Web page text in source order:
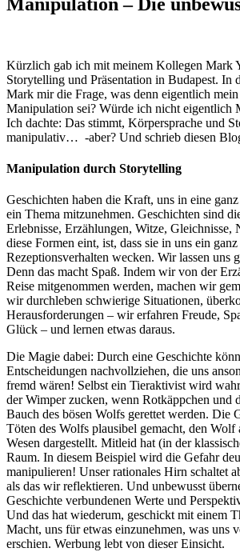
Kürzlich gab ich mit meinem Kollegen Mark
Storytelling und Präsentation in Budapest. In
Mark mir die Frage, was denn eigentlich
Manipulation sei? Würde ich nicht eigentlich
Ich dachte: Das stimmt, Körpersprache und
manipulativ… -aber? Und schrieb diesen
Manipulation durch Storytelling
Geschichten haben die Kraft, uns in eine
ein Thema mitzunehmen. Geschichten sind
Erlebnisse, Erzählungen, Witze, Gleichnisse,
diese Formen eint, ist, dass sie in uns ein
Rezeptionsverhalten wecken. Wir lassen uns
Denn das macht Spaß. Indem wir von der
Reise mitgenommen werden, machen wir
wir durchleben schwierige Situationen,
Herausforderungen – wir erfahren Freude,
Glück – und lernen etwas daraus.
Die Magie dabei: Durch eine Geschichte
Entscheidungen nachvollziehen, die uns
fremd wären! Selbst ein Tieraktivist wird
der Wimper zucken, wenn Rotkäppchen und
Bauch des bösen Wolfs gerettet werden. Die
Töten des Wolfs plausibel gemacht, den Wolf
Wesen dargestellt. Mitleid hat (in der
Raum. In diesem Beispiel wird die Gefahr
manipulieren! Unser rationales Hirn schaltet
als das wir reflektieren. Und unbewusst
Geschichte verbundenen Werte und
Und das hat wiederum, geschickt mit einem
Macht, uns für etwas einzunehmen, was uns
erschien. Werbung lebt von dieser Einsicht.